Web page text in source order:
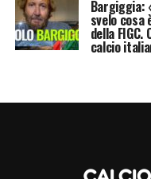
sua fermezza nel
insulti che
LA PLAYLIST
Bargiggia:
svelo cosa
della
calcio